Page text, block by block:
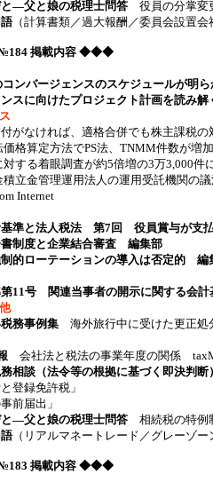
―父と娘の税理士問答 役員の分掌変
（計算書類／過大報酬／委員会設置会
掲載内容 ◆◆◆
コンバージェンスのスケジュールが明
スに向けたプロジェクト計画を読み解
付がなければ、適格合併でも株主課税
価格算定方法でPS法、TNMM件数が増
対する着眼調査が約5倍増の3万3,000
積立金管理運用法人の運用受託機関の
Internet
基準と法人税法 第7回 役員賞与が支
書制度と企業結合審査 編集部
制的ローテーションの導入は否定的 編
第11号 関連当事者の開示に関する会計
務事例集 海外旅行中に受けた更正
会社法と税法の事業年度の関係
務相談（法令等の根拠に基づく即決判断
登録免許税」
前届出」
―父と娘の税理士問答 相続税の特例
（リアルマネートレード／グレーゾ
掲載内容 ◆◆◆